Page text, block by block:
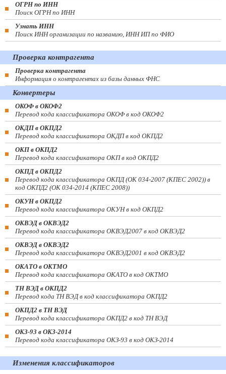
ОГРН по ИНН
Поиск ОГРН по ИНН
Узнать ИНН
Поиск ИНН организации по названию, ИНН ИП по ФИО
Проверка контрагента
Проверка контрагента
Информация о контрагентах из базы данных ФНС
Конвертеры
ОКОФ в ОКОФ2
Перевод кода классификатора ОКОФ в код ОКОФ2
ОКДП в ОКПД2
Перевод кода классификатора ОКДП в код ОКПД2
ОКП в ОКПД2
Перевод кода классификатора ОКП в код ОКПД2
ОКПД в ОКПД2
Перевод кода классификатора ОКПД (ОК 034-2007 (КПЕС 2002)) в
код ОКПД2 (ОК 034-2014 (КПЕС 2008))
ОКУН в ОКПД2
Перевод кода классификатора ОКУН в код ОКПД2
ОКВЭД в ОКВЭД2
Перевод кода классификатора ОКВЭД2007 в код ОКВЭД2
ОКВЭД в ОКВЭД2
Перевод кода классификатора ОКВЭД2001 в код ОКВЭД2
ОКАТО в ОКТМО
Перевод кода классификатора ОКАТО в код ОКТМО
ТН ВЭД в ОКПД2
Перевод кода ТН ВЭД в код классификатора ОКПД2
ОКПД2 в ТН ВЭД
Перевод кода классификатора ОКПД2 в код ТН ВЭД
ОКЗ-93 в ОКЗ-2014
Перевод кода классификатора ОКЗ-93 в код ОКЗ-2014
Изменения классификаторов